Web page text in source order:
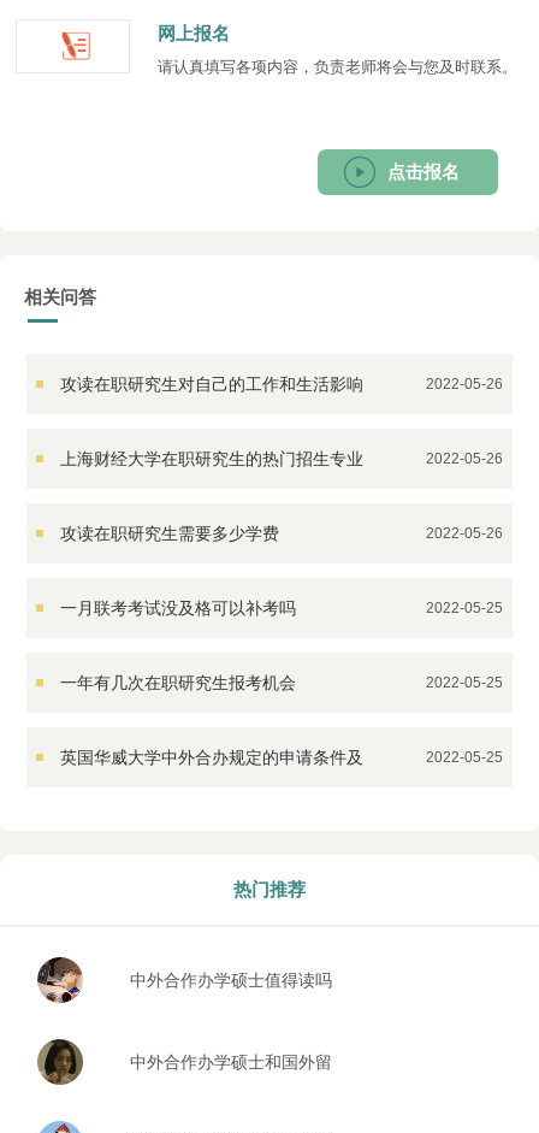
网上报名
请认真填写各项内容，负责老师将会与您及时联系。
点击报名
相关问答
攻读在职研究生对自己的工作和生活影响 2022-05-26
上海财经大学在职研究生的热门招生专业 2022-05-26
攻读在职研究生需要多少学费 2022-05-26
一月联考考试没及格可以补考吗 2022-05-25
一年有几次在职研究生报考机会 2022-05-25
英国华威大学中外合办规定的申请条件及 2022-05-25
热门推荐
中外合作办学硕士值得读吗
中外合作办学硕士和国外留